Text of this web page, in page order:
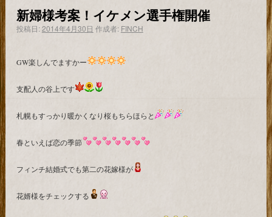
新婦様考案！イケメン選手権開催
投稿日:2014年4月30日 作成者: FINCH
GW楽しんでますかー
支配人の谷上です
札幌もすっかり暖かくなり桜もちらほらと
春といえば恋の季節
フィンチ結婚式でも第二の花嫁様が
花婿様をチェックする